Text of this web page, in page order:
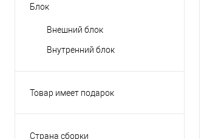
на 5-ть комнат
на 6-ть комнат
Блок
Внешний блок
Внутренний блок
Товар имеет подарок
Страна сборки